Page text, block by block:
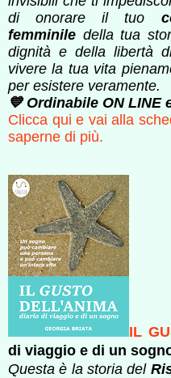
di onorare il tuo
femminile della tua
dignità e della libertà
vivere la tua vita
per esistere veramente.
💙 Ordinabile ON LINE
Clicca qui e vai alla
saperne di più.
IL
di viaggio e di un
Questa è la storia del